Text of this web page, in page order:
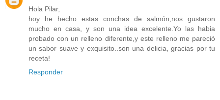
Hola Pilar,
hoy he hecho estas conchas de salmón,nos gustaron
mucho en casa, y son una idea excelente.Yo las habia
probado con un relleno diferente,y este relleno me pareció
un sabor suave y exquisito..son una delicia, gracias por tu
receta!
Responder